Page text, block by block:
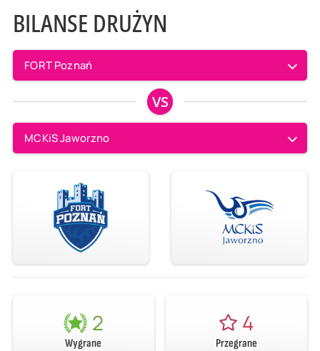
BILANSE DRUŻYN
FORT Poznań
VS
MCKiS Jaworzno
2
Wygrane
4
Przegrane